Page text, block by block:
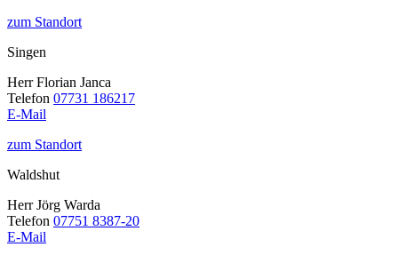
zum Standort
Singen
Herr Florian Janca
Telefon 07731 186217
E-Mail
zum Standort
Waldshut
Herr Jörg Warda
Telefon 07751 8387-20
E-Mail